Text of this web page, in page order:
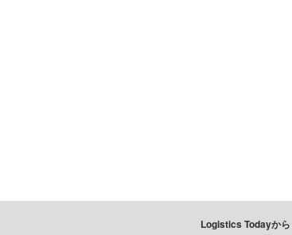
Logistics Todayから